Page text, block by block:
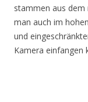
stammen aus dem
man auch im
und
Kamera einfangen